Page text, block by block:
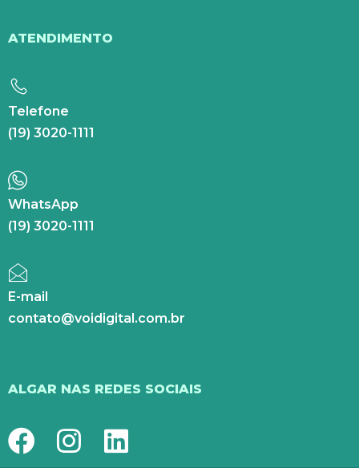
ATENDIMENTO
Telefone
(19) 3020-1111
WhatsApp
(19) 3020-1111
E-mail
contato@voidigital.com.br
ALGAR NAS REDES SOCIAIS